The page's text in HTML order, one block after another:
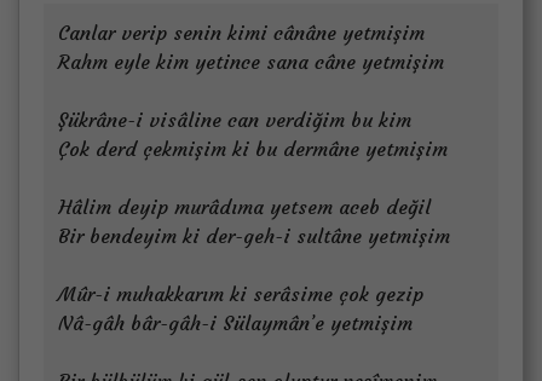
Canlar verip senin kimi cânâne yetmişim
Rahm eyle kim yetince sana câne yetmişim
Şükrâne-i visâline can verdiğim bu kim
Çok derd çekmişim ki bu dermâne yetmişim
Hâlim deyip murâdıma yetsem aceb değil
Bir bendeyim ki der-geh-i sultâne yetmişim
Mûr-i muhakkarım ki serâsime çok gezip
Nâ-gâh bâr-gâh-i Sülaymân’e yetmişim